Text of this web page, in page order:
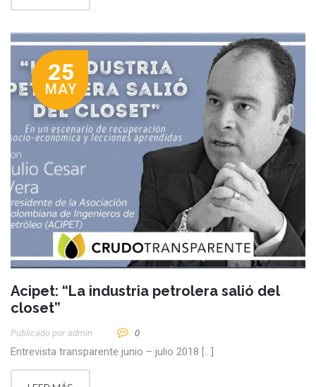
25
MAY
Acipet: “La industria petrolera salió del
closet”
Publicado por Admin 0
Entrevista transparente junio – julio 2018 […]